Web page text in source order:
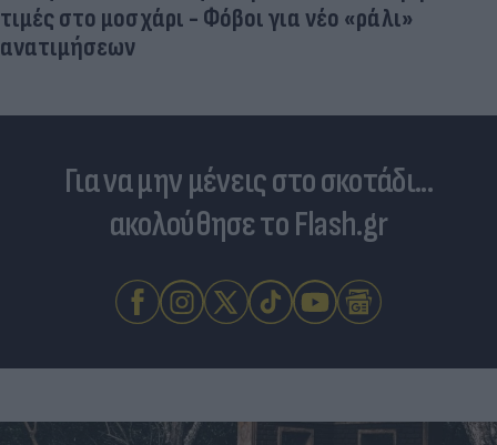
Για να μην μένεις στο σκοτάδι...
ακολούθησε το Flash.gr